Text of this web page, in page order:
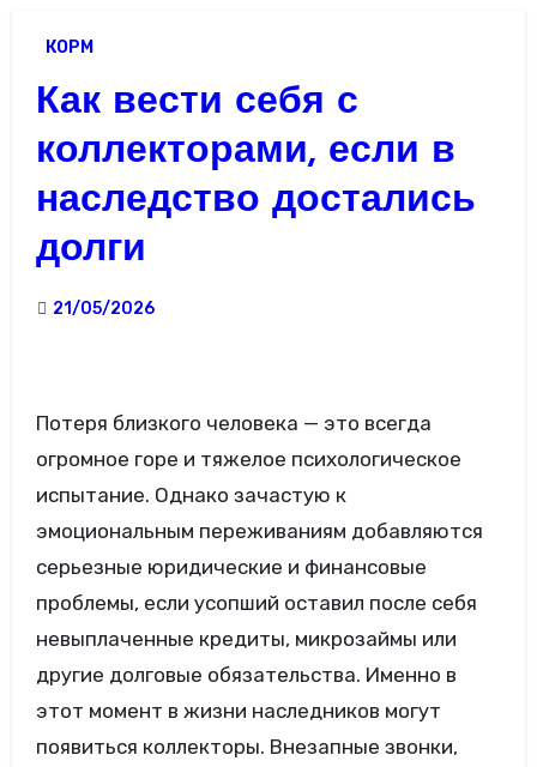
КОРМ
Как вести себя с
коллекторами, если в
наследство достались
долги
21/05/2026
Потеря близкого человека — это всегда
огромное горе и тяжелое психологическое
испытание. Однако зачастую к
эмоциональным переживаниям добавляются
серьезные юридические и финансовые
проблемы, если усопший оставил после себя
невыплаченные кредиты, микрозаймы или
другие долговые обязательства. Именно в
этот момент в жизни наследников могут
появиться коллекторы. Внезапные звонки,